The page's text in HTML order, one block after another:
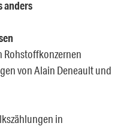
anders
Rohstoffkonzernen
von Alain Deneault und
in